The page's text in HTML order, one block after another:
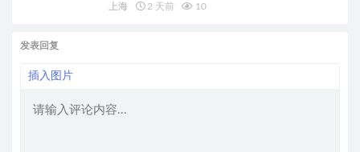
上海 2 天前 10
发表回复
插入图片